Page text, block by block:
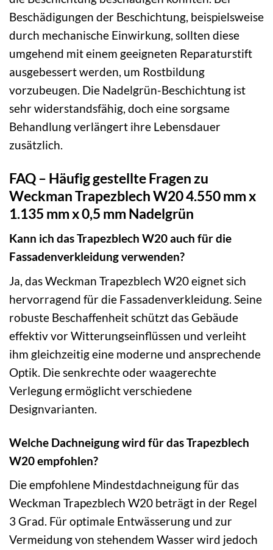
Beschädigungen der Beschichtung, beispielsweise
durch mechanische Einwirkung, sollten diese
umgehend mit einem geeigneten Reparaturstift
ausgebessert werden, um Rostbildung
vorzubeugen. Die Nadelgrün-Beschichtung ist
sehr widerstandsfähig, doch eine sorgsame
Behandlung verlängert ihre Lebensdauer
zusätzlich.
FAQ – Häufig gestellte Fragen zu
Weckman Trapezblech W20 4.550 mm x
1.135 mm x 0,5 mm Nadelgrün
Kann ich das Trapezblech W20 auch für die
Fassadenverkleidung verwenden?
Ja, das Weckman Trapezblech W20 eignet sich
hervorragend für die Fassadenverkleidung. Seine
robuste Beschaffenheit schützt das Gebäude
effektiv vor Witterungseinflüssen und verleiht
ihm gleichzeitig eine moderne und ansprechende
Optik. Die senkrechte oder waagerechte
Verlegung ermöglicht verschiedene
Designvarianten.
Welche Dachneigung wird für das Trapezblech
W20 empfohlen?
Die empfohlene Mindestdachneigung für das
Weckman Trapezblech W20 beträgt in der Regel
3 Grad. Für optimale Entwässerung und zur
Vermeidung von stehendem Wasser wird jedoch